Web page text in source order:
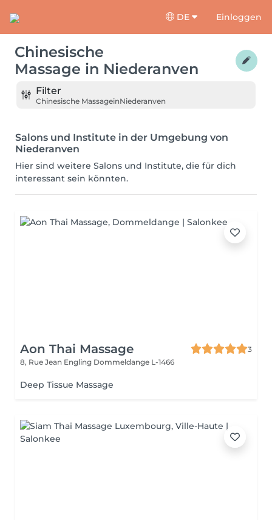
DE Einloggen
Chinesische
Massage in Niederanven
Filter
Chinesische MassageinNiederanven
Salons und Institute in der Umgebung von
Niederanven
Hier sind weitere Salons und Institute, die für dich
interessant sein könnten.
Aon Thai Massage
3
8, Rue Jean Engling Dommeldange L-1466
Deep Tissue Massage